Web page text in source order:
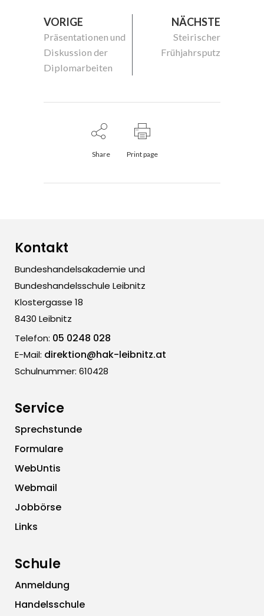
VORIGE
Präsentationen und
Diskussion der
Diplomarbeiten
NÄCHSTE
Steirischer
Frühjahrsputz
Share Print page
Kontakt
Bundeshandelsakademie und
Bundeshandelsschule Leibnitz
Klostergasse 18
8430 Leibnitz
Telefon: 05 0248 028
E-Mail: direktion@hak-leibnitz.at
Schulnummer: 610428
Service
Sprechstunde
Formulare
WebUntis
Webmail
Jobbörse
Links
Schule
Anmeldung
Handelsschule